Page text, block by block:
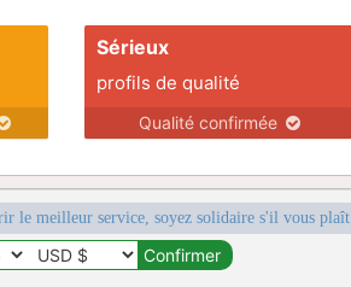
Sérieux
profils de qualité
Qualité confirmée
le meilleur service, soyez solidaire s'il vous plaît